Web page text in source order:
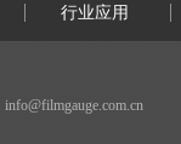
行业应用
info@filmgauge.com.cn